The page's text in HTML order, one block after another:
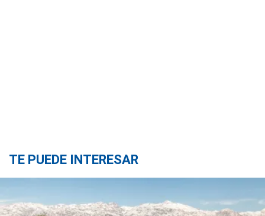
TE PUEDE INTERESAR